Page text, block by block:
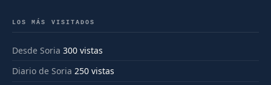
LOS MÁS VISITADOS
Desde Soria 300 vistas
Diario de Soria 250 vistas